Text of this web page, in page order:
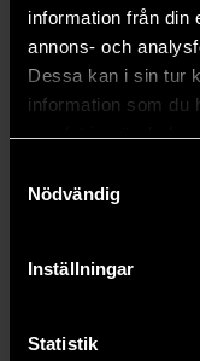
information från din
annons- och
Dessa kan i sin tur
information som du
samlat in när du
Nödvändig
Inställningar
Statistik
Robert Jordan